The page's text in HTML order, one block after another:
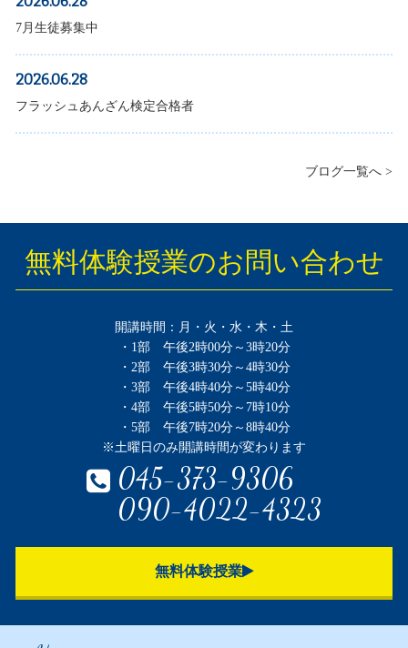
7月生徒募集中
2026.06.28
フラッシュあんざん検定合格者
ブログ一覧へ >
無料体験授業のお問い合わせ
開講時間：月・火・水・木・土
・1部 午後2時00分～3時20分
・2部 午後3時30分～4時30分
・3部 午後4時40分～5時40分
・4部 午後5時50分～7時10分
・5部 午後7時20分～8時40分
※土曜日のみ開講時間が変わります
045-373-9306
090-4022-4323
無料体験授業